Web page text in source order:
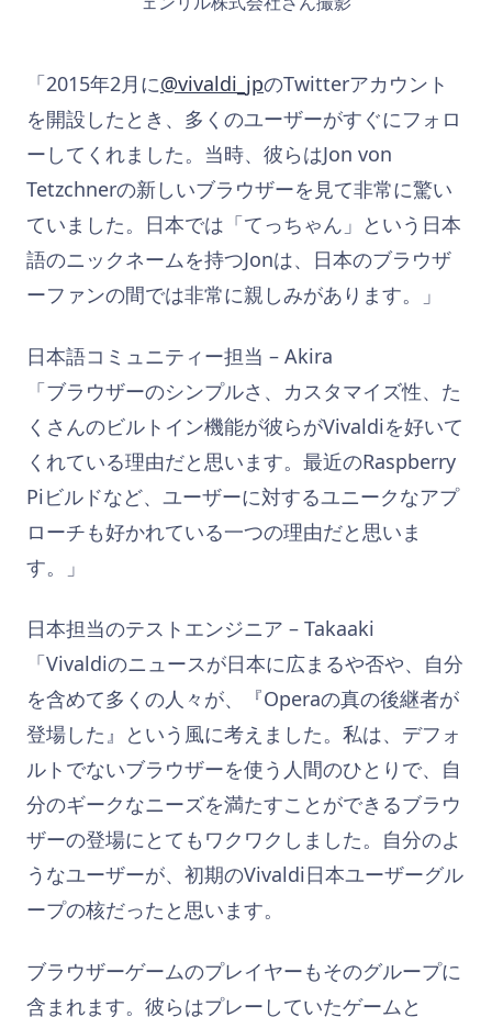
「2015年2月に@vivaldi_jpのTwitterアカウント
を開設したとき、多くのユーザーがすぐにフォロ
ーしてくれました。当時、彼らはJon von
Tetzchnerの新しいブラウザーを見て非常に驚い
ていました。日本では「てっちゃん」という日本
語のニックネームを持つJonは、日本のブラウザ
ーファンの間では非常に親しみがあります。」
日本語コミュニティー担当 – Akira
「ブラウザーのシンプルさ、カスタマイズ性、た
くさんのビルトイン機能が彼らがVivaldiを好いて
くれている理由だと思います。最近のRaspberry
Piビルドなど、ユーザーに対するユニークなアプ
ローチも好かれている一つの理由だと思いま
す。」
日本担当のテストエンジニア – Takaaki
「Vivaldiのニュースが日本に広まるや否や、自分
を含めて多くの人々が、『Operaの真の後継者が
登場した』という風に考えました。私は、デフォ
ルトでないブラウザーを使う人間のひとりで、自
分のギークなニーズを満たすことができるブラウ
ザーの登場にとてもワクワクしました。自分のよ
うなユーザーが、初期のVivaldi日本ユーザーグル
ープの核だったと思います。
ブラウザーゲームのプレイヤーもそのグループに
含まれます。彼らはプレーしていたゲームと